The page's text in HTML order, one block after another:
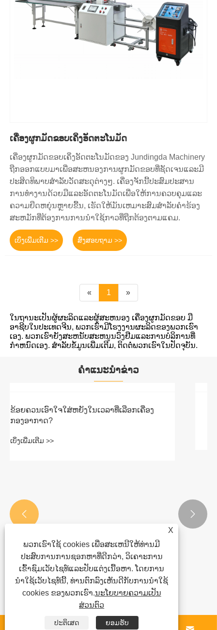
ເຄື່ອງຜູກມັດຂອບເຄິ່ງອັດຕະໂນມັດ
ເຄື່ອງຜູກມັດຂອບເຄິ່ງອັດຕະໂນມັດຂອງ Jundingda Machinery
ຖືກອອກແບບມາເພື່ອສະຫນອງການຜູກມັດຂອບທີ່ຊັດເຈນແລະມີ
ປະສິດທິພາບສໍາລັບວັດສະດຸຕ່າງໆ. ເຄື່ອງຈັກນີ້ປະສົມປະສານ
ການທໍາງານດ້ວຍມືແລະອັດຕະໂນມັດເພື່ອໃຫ້ການຄວບຄຸມແລະ
ຄວາມຍືດຫຍຸ່ນຫຼາຍຂື້ນ, ເຮັດໃຫ້ມັນເຫມາະສົມສໍາລັບຄໍາຮ້ອງ
ສະຫມັກທີ່ຕ້ອງການການນໍາໃຊ້ກາວທີ່ຖືກຕ້ອງຕາມແຄມ.
ເບິ່ງເພີ່ມເຕີມ >> ສົ່ງສອບຖາມ >>
« 1 »
ໃນຖານະເປັນຜູ້ຜະລິດແລະຜູ້ສະຫນອງ ເຄື່ອງຜູກມັດຂອບ ມື
ອາຊີບໃນປະເທດຈີນ, ພວກເຮົາມີໂຮງງານຜະລິດຂອງພວກເຮົາ
ເອງ. ພວກເຮົາຍັງສະຫນັບສະຫນູນວົງຢືມແລະການບໍລິການທີ່
ກໍາຫນົດເອງ. ສໍາລັບຂໍ້ມູນເພີ່ມເຕີມ, ຕິດຕໍ່ພວກເຮົາໃນປັດຈຸບັນ.
ຄໍາແນະນໍາຂ່າວ
ເຄື່ອງກອງຜ້າກາກບອນວັດສະດຸກອງແມ່ນຫຍັງ?
 
X
ພວກເຮົາໃຊ້ cookies ເພື່ອສະເຫນີໃຫ້ທ່ານມີ
ປະສົບການການຊອກຫາທີ່ດີກວ່າ, ວິເຄາະການ
ເຂົ້າຊົມເວັບໄຊທ໌ແລະປັບແຕ່ງເນື້ອຫາ. ໂດຍການ
ນໍາໃຊ້ເວັບໄຊທ໌ນີ້, ທ່ານຕົກລົງເຫັນດີກັບການນໍາໃຊ້
cookies ຂອງພວກເຮົາ.ນະໂຍບາຍຄວາມເປັນ
ສ່ວນຕົວ
ປະຕິເສດ ຍອມຮັບ